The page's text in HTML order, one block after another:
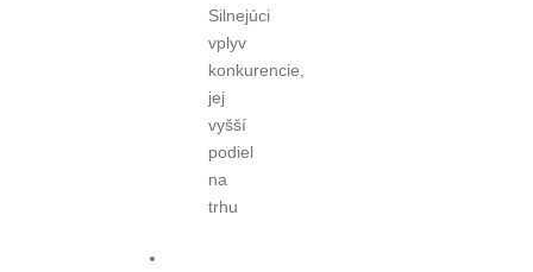
Silnejúci
vplyv
konkurencie,
jej
vyšší
podiel
na
trhu